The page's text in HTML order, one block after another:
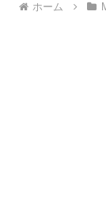
ホーム